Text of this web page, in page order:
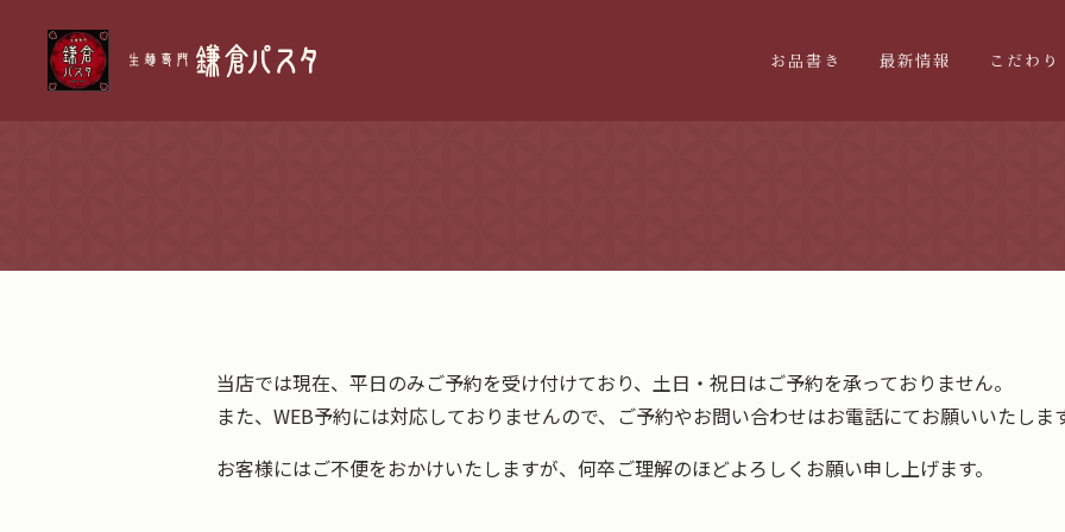
お品書き 最新情報 こだわり
当店では現在、平日のみご予約を受け付けており、土日・祝日はご予約を承っておりません。
また、WEB予約には対応しておりませんので、ご予約やお問い合わせはお電話にてお願いいたしま
お客様にはご不便をおかけいたしますが、何卒ご理解のほどよろしくお願い申し上げます。